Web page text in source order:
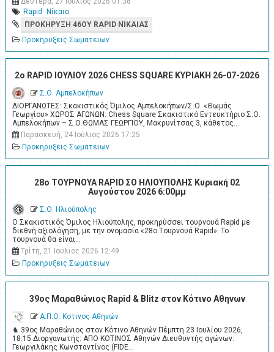
Rapid
Νίκαια
ΠΡΟΚΉΡΥΞΗ 46ΟΥ RAPID ΝΊΚΑΙΑΣ
Προκηρυξεις Σωματειων
2o RAPID ΙΟΥΛΙΟΥ 2026 CHESS SQUARE ΚΥΡΙΑΚΗ 26-07-2026
Σ.Ο. Αμπελοκήπων
ΔΙΟΡΓΑΝΩΤΕΣ: Σκακιστικός Όμιλος Αμπελοκήπων/Σ.Ο. «Θωμάς
Γεωργίου» ΧΩΡΟΣ ΑΓΩΝΩΝ: Chess Square Σκακιστικό Εντευκτήριο Σ.Ο.
Αμπελοκήπων – Σ.Ο.ΘΩΜΑΣ ΓΕΩΡΓΙΟΥ, Μακρυνίτσας 3, κάθετος…
Παρασκευή, 24 Ιούλιος 2026 17:25
Προκηρυξεις Σωματειων
28ο ΤΟΥΡΝΟΥΑ RAPID ΣΟ ΗΛΙΟΥΠΟΛΗΣ Κυριακή 02
Αυγούστου 2026 6:00μμ
Σ.Ο. Ηλιούπολης
Ο Σκακιστικός Όμιλος Ηλιούπολης, προκηρύσσει τουρνουά Rapid με
διεθνή αξιολόγηση, με την ονομασία «28ο Tουρνουά Rapid». Το
τουρνουά θα είναι…
Τρίτη, 21 Ιούλιος 2026 12:49
Προκηρυξεις Σωματειων
39ος Μαραθώνιος Rapid & Blitz στον Κότινο Αθηνων
Α.Π.Ο. Κοτινος Αθηνών
♞ 39ος Μαραθώνιος στον Κότινο Αθηνών Πέμπτη 23 Ιουλίου 2026,
18:15 Διοργανωτής: ΑΠΟ ΚΟΤΙΝΟΣ Αθηνών Διευθυντής αγώνων:
Γεωργιλάκης Κωνσταντίνος (FIDE…